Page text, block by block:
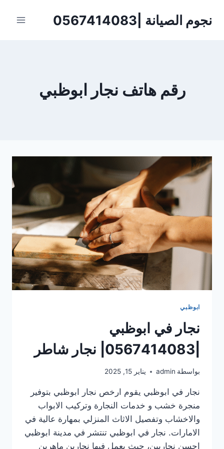
نجوم الصيانة |0567414083
رقم هاتف نجار ابوظبي
ابوظبي
نجار في ابوظبي
بواسطة admin يناير 15, 2025
نجار في ابوظبي يقوم ارخص نجار ابوظبي بتوفير
منجرة خشب و خدمات النجارة وتركيب الابواب
والاخشاب وتفصيل الاثاث المنزلي بمهارة عالية في
الامارات. نجار في ابوظبي تنتشر في مدينة ابوظبي
احسن نجاريين، حيث يعمل فيها نجارين ماهرين